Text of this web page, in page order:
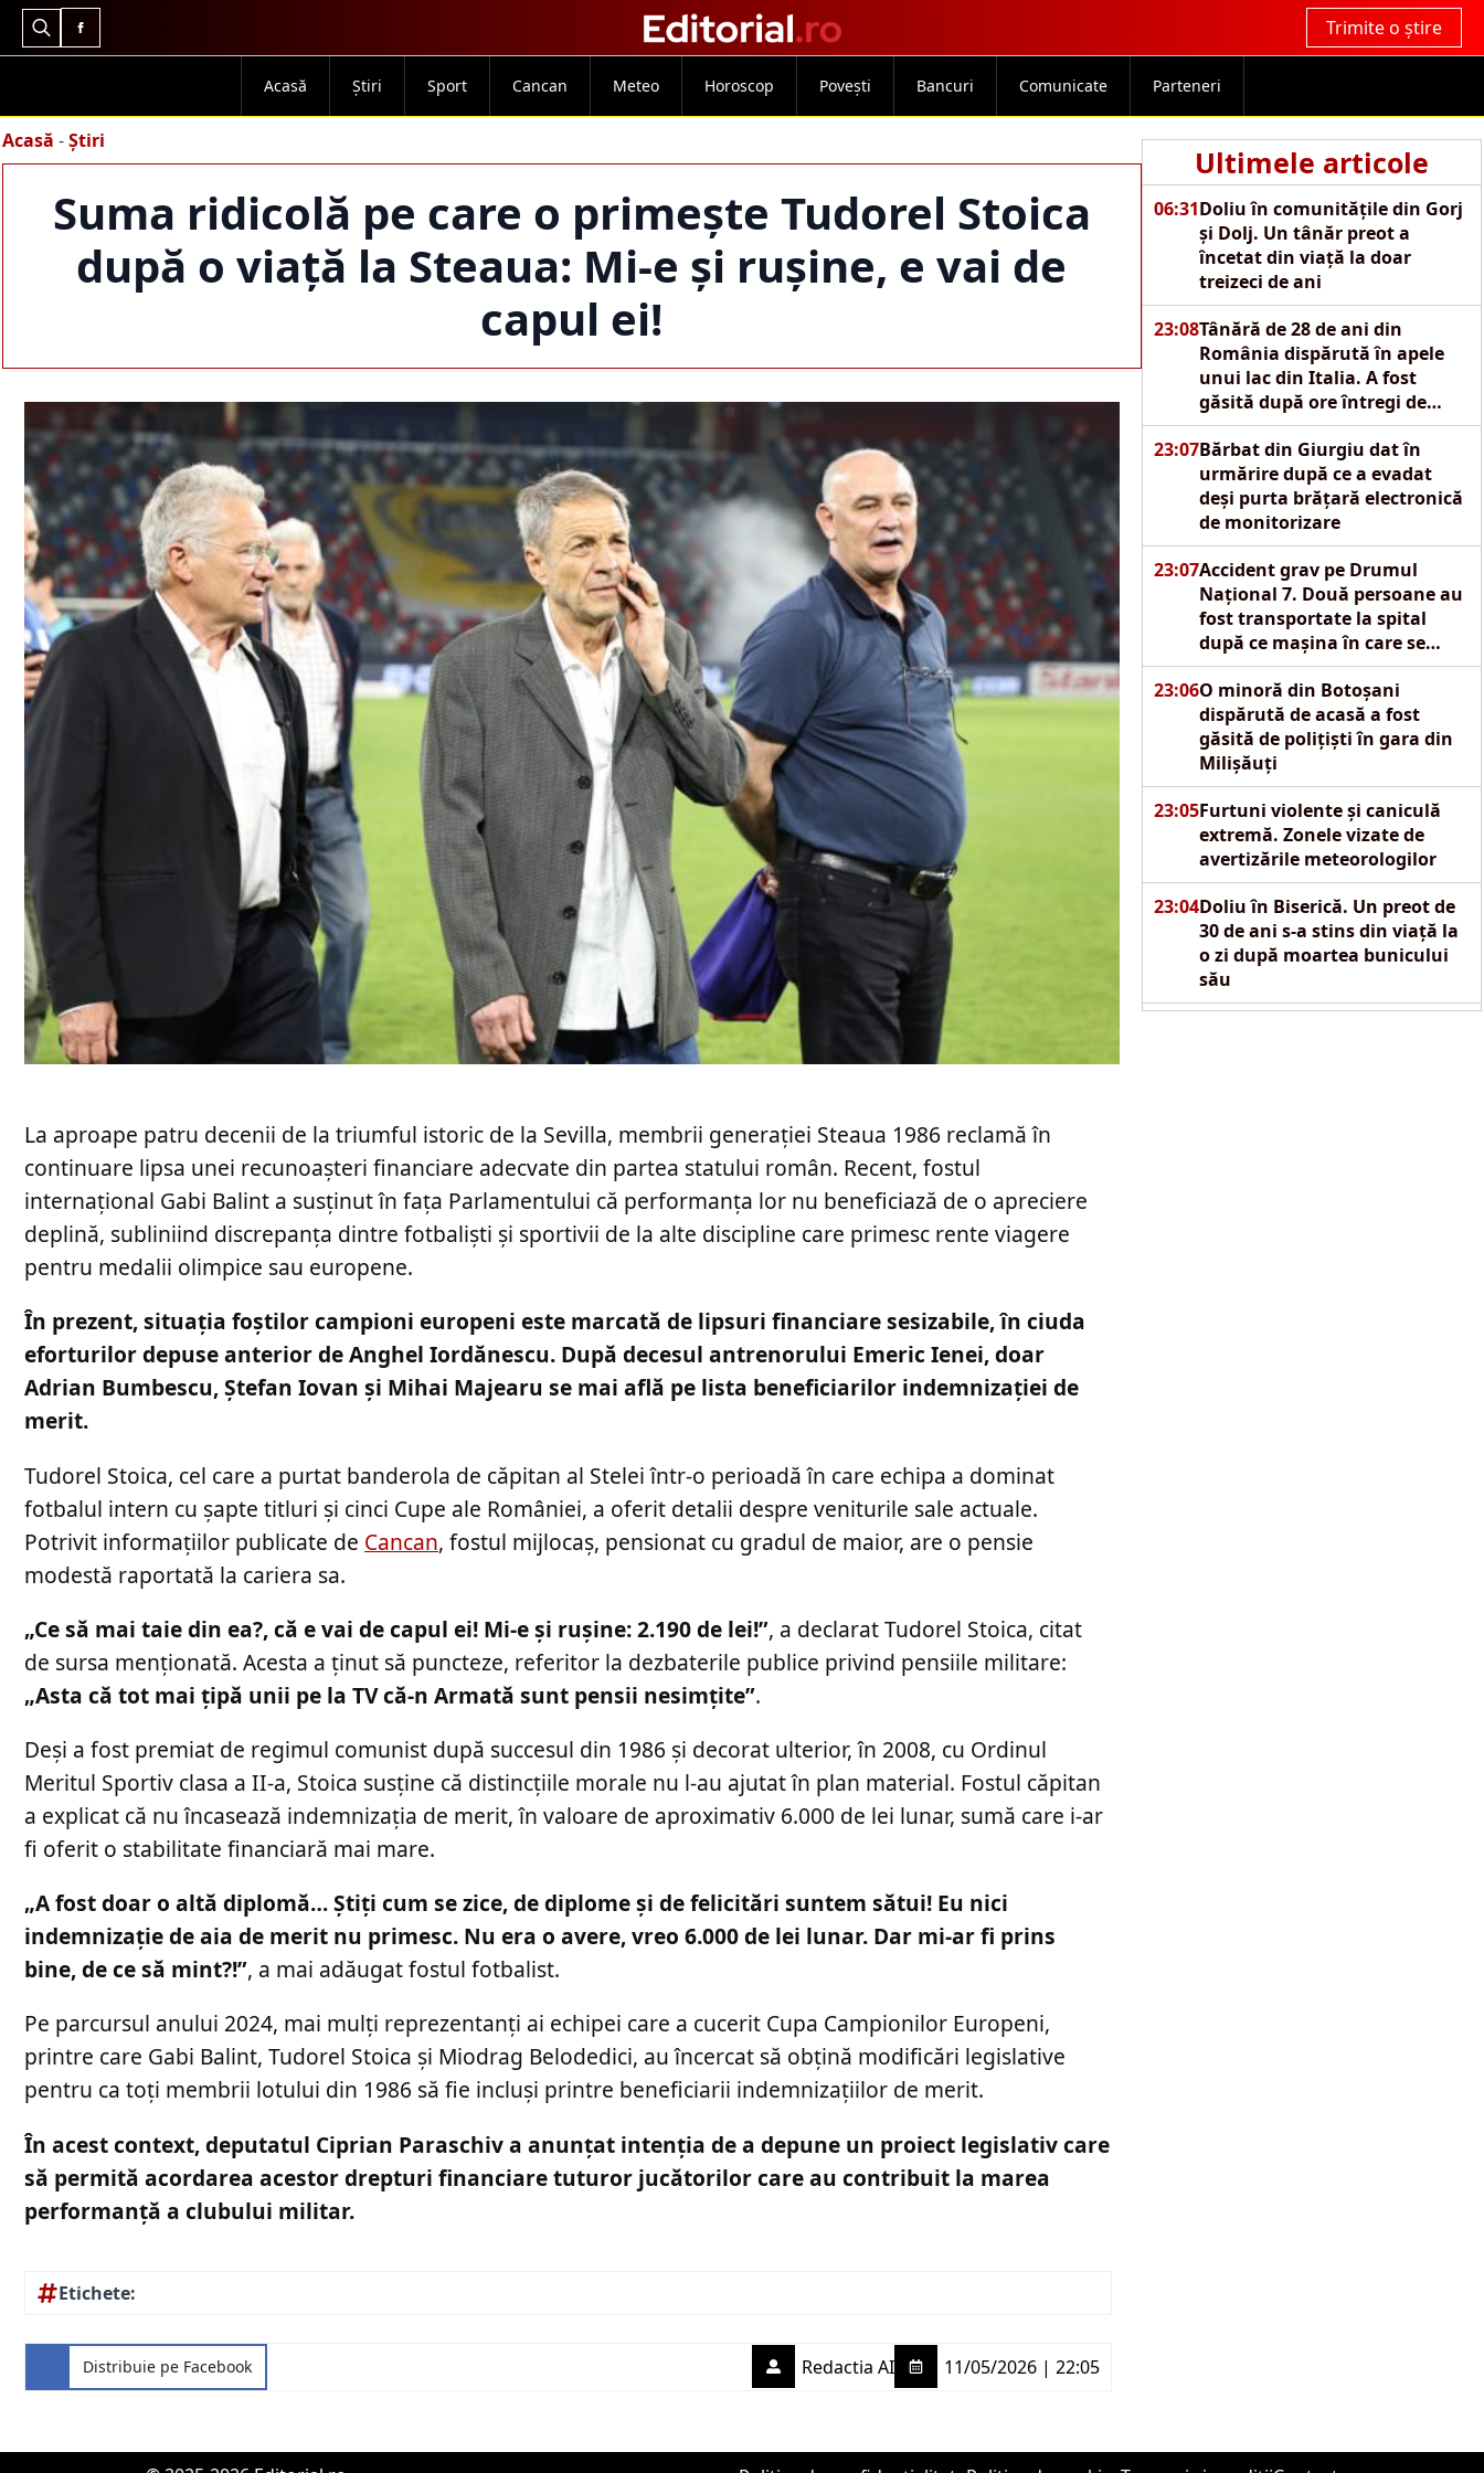
Search
Trimite o știre
Acasă Știri Sport Cancan Meteo Horoscop Povești Bancuri Comunicate Parteneri
Acasă -Știri
Suma ridicolă pe care o primește Tudorel Stoica
după o viață la Steaua: Mi-e și rușine, e vai de
capul ei!
Ultimele articole
06:31Doliu în comunitățile din Gorj
și Dolj. Un tânăr preot a
încetat din viață la doar
treizeci de ani
23:08Tânără de 28 de ani din
România dispărută în apele
unui lac din Italia. A fost
găsită după ore întregi de
căutări
23:07Bărbat din Giurgiu dat în
urmărire după ce a evadat
deși purta brățară electronică
de monitorizare
23:07Accident grav pe Drumul
Național 7. Două persoane au
fost transportate la spital
după ce mașina în care se
aflau s-a izbit de un pod
23:06O minoră din Botoșani
dispărută de acasă a fost
găsită de polițiști în gara din
Milișăuți
23:05Furtuni violente și caniculă
extremă. Zonele vizate de
avertizările meteorologilor
23:04Doliu în Biserică. Un preot de
30 de ani s-a stins din viață la
o zi după moartea bunicului
său
La aproape patru decenii de la triumful istoric de la Sevilla, membrii generației Steaua 1986 reclamă în
continuare lipsa unei recunoașteri financiare adecvate din partea statului român. Recent, fostul
internațional Gabi Balint a susținut în fața Parlamentului că performanța lor nu beneficiază de o apreciere
deplină, subliniind discrepanța dintre fotbaliști și sportivii de la alte discipline care primesc rente viagere
pentru medalii olimpice sau europene.
În prezent, situația foștilor campioni europeni este marcată de lipsuri financiare sesizabile, în ciuda
eforturilor depuse anterior de Anghel Iordănescu. După decesul antrenorului Emeric Ienei, doar
Adrian Bumbescu, Ștefan Iovan și Mihai Majearu se mai află pe lista beneficiarilor indemnizației de
merit.
Tudorel Stoica, cel care a purtat banderola de căpitan al Stelei într-o perioadă în care echipa a dominat
fotbalul intern cu șapte titluri și cinci Cupe ale României, a oferit detalii despre veniturile sale actuale.
Potrivit informațiilor publicate de Cancan, fostul mijlocaș, pensionat cu gradul de maior, are o pensie
modestă raportată la cariera sa.
„Ce să mai taie din ea?, că e vai de capul ei! Mi-e și rușine: 2.190 de lei!”, a declarat Tudorel Stoica, citat
de sursa menționată. Acesta a ținut să puncteze, referitor la dezbaterile publice privind pensiile militare:
„Asta că tot mai țipă unii pe la TV că-n Armată sunt pensii nesimțite”.
Deși a fost premiat de regimul comunist după succesul din 1986 și decorat ulterior, în 2008, cu Ordinul
Meritul Sportiv clasa a II-a, Stoica susține că distincțiile morale nu l-au ajutat în plan material. Fostul căpitan
a explicat că nu încasează indemnizația de merit, în valoare de aproximativ 6.000 de lei lunar, sumă care i-ar
fi oferit o stabilitate financiară mai mare.
„A fost doar o altă diplomă… Știți cum se zice, de diplome și de felicitări suntem sătui! Eu nici
indemnizație de aia de merit nu primesc. Nu era o avere, vreo 6.000 de lei lunar. Dar mi-ar fi prins
bine, de ce să mint?!”, a mai adăugat fostul fotbalist.
Pe parcursul anului 2024, mai mulți reprezentanți ai echipei care a cucerit Cupa Campionilor Europeni,
printre care Gabi Balint, Tudorel Stoica și Miodrag Belodedici, au încercat să obțină modificări legislative
pentru ca toți membrii lotului din 1986 să fie incluși printre beneficiarii indemnizațiilor de merit.
În acest context, deputatul Ciprian Paraschiv a anunțat intenția de a depune un proiect legislativ care
să permită acordarea acestor drepturi financiare tuturor jucătorilor care au contribuit la marea
performanță a clubului militar.
Etichete:
Distribuie pe Facebook Redactia AI 11/05/2026 | 22:05